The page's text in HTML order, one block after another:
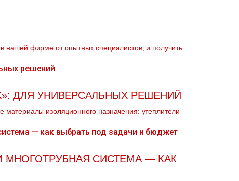
нашей фирме от опытных специалистов, и получить
ДЛЯ УНИВЕРСАЛЬНЫХ РЕШЕНИЙ
материалы изоляционного назначения: утеплители
МНОГОТРУБНАЯ СИСТЕМА — КАК